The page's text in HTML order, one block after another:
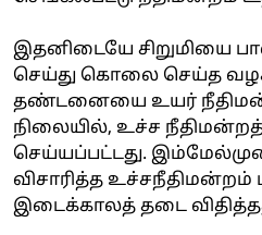
இதனிடையே சிறுமியை
செய்து கொலை செய்த
தண்டனையை உயர்
நிலையில், உச்ச
செய்யப்பட்டது.
விசாரித்த
இடைக்காலத் தடை